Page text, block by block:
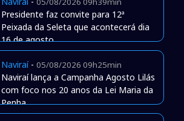
Presidente faz convite para 12ª
Peixada da Seleta que acontecerá dia
16 de agosto
Naviraí- 05/08/2026 09h25min
Naviraí lança a Campanha Agosto Lilás
com foco nos 20 anos da Lei Maria da
Penha